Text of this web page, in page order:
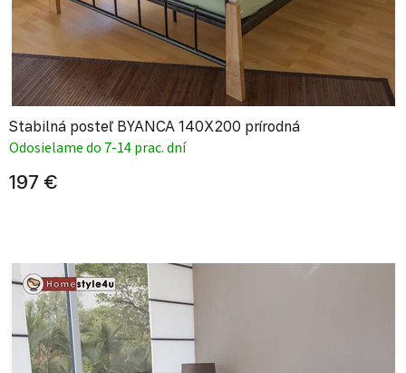
Stabilná posteľ BYANCA 140X200 prírodná
Odosielame do 7-14 prac. dní
197 €